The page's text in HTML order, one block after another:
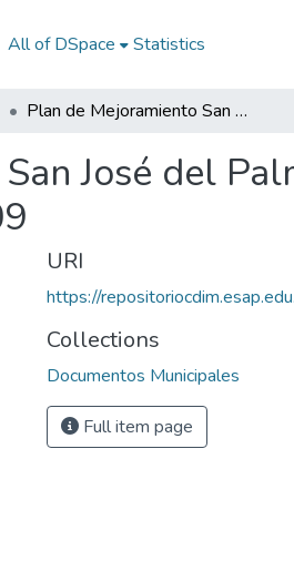
All of DSpace Statistics
Plan de Mejoramiento San José del Palmar Chocó 2009: PM San José del Palmar Chocó 2009
José del
URI
https://
Collections
Documentos Municipales
Full item page